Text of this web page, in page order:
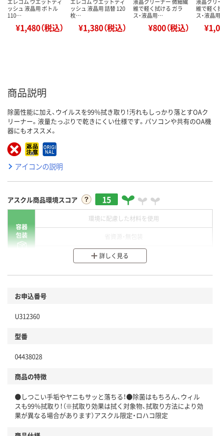
エレコム ウエットティ
ッシュ 液晶用 ボトル
110…
¥1,480（税込）
エレコム ウエットティ
ッシュ 液晶用 詰替 120
枚…
¥1,380（税込）
液晶クリーナー 微細繊
維で軽く拭ける ガラ
ス・液晶用…
¥800（税込）
液晶クリ
維で軽く
ス・液晶
商品説明
除菌性能に加え、ウイルスを99％拭き取り！汚れもしっかり落とすOAク
リーナー。液量たっぷりで乾きにくい仕様です。パソコンや共有のOA機
器にもオススメ。
アイコンの説明
アスクル商品環境スコア 15
容器
包装
環境に配慮した材料を使用
分別・リサイクルしやすい設計
本体
仕組
この商品の環境配慮ポイントです。下記商品詳細「
アスクル商品環境スコア詳細／加点項目
」で確認できます。
詳しく見る
お申込番号
U312360
型番
04438028
商品の特徴
●しつこい手垢やヤニもサッと落ちる！●除菌はもちろん、ウィル
スも99％拭取り！（※拭取り効果は拭く対象物、拭取り方法により効
果が異なる場合があります）アスクル限定・ロハコ限定